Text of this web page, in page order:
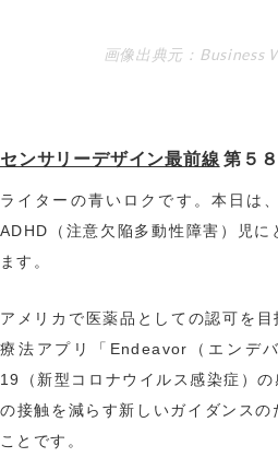
画像出典元：
センサリーデザイン最前線 第５
ライターの青いロクです。本日は
ADHD（注意欠陥多動性障害）児
ます。
アメリカで医薬品としての認可を
療法アプリ「Endeavor（エンデ
19（新型コロナウイルス感染症）
の接触を減らす新しいガイダンス
ことです。